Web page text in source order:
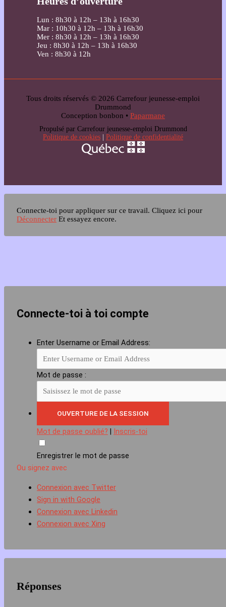
Lun : 8h30 à 12h – 13h à 16h30
Mar : 10h30 à 12h – 13h à 16h30
Mer : 8h30 à 12h – 13h à 16h30
Jeu : 8h30 à 12h – 13h à 16h30
Ven : 8h30 à 12h
Tous droits réservés © 2026 Carrefour jeunesse-emploi
Drummond
Conception bonbon • Paparmane
Propulsé par Carrefour jeunesse-emploi Drummond
Politique de cookies | Politique de confidentialité
Connecte-toi pour appliquer sur ce travail. Cliquez ici pour
Déconnecter Et essayez encore.
Connecte-toi à toi compte
Enter Username or Email Address:
Mot de passe :
Mot de passe oublié? Inscris-toi
Enregistrer le mot de passe
Ou signez avec
Connexion avec Twitter
Sign in with Google
Connexion avec Linkedin
Connexion avec Xing
Réponses